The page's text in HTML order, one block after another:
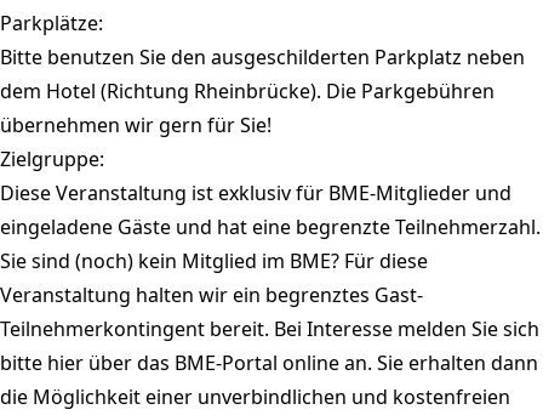
Parkplätze:
Bitte benutzen Sie den ausgeschilderten Parkplatz neben
dem Hotel (Richtung Rheinbrücke). Die Parkgebühren
übernehmen wir gern für Sie!
Zielgruppe:
Diese Veranstaltung ist exklusiv für BME-Mitglieder und
eingeladene Gäste und hat eine begrenzte Teilnehmerzahl.
Sie sind (noch) kein Mitglied im BME? Für diese
Veranstaltung halten wir ein begrenztes Gast-
Teilnehmerkontingent bereit. Bei Interesse melden Sie sich
bitte hier über das BME-Portal online an. Sie erhalten dann
die Möglichkeit einer unverbindlichen und kostenfreien